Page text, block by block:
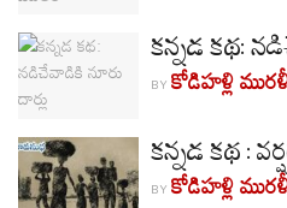
కన్నడ కథ:
BY కోడిహళ్లి
కన్నడ కథ :
BY కోడిహళ్లి